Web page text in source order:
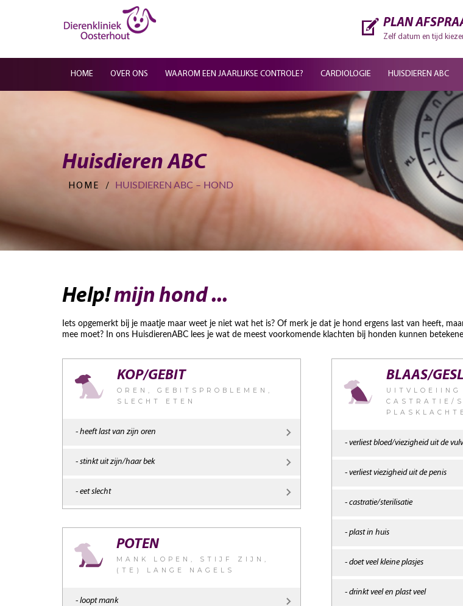
PLAN
Zelf datum en tijd
HOME OVER ONS WAAROM EEN JAARLIJKSE CONTROLE? CARDIOLOGIE HUISDIEREN ABC
Huisdieren ABC
HOME / HUISDIEREN ABC – HOND
Help!mijn hond ...
Iets opgemerkt bij je maatje maar weet je niet wat het is? Of merk je dat je hond ergens last van heeft,
mee moet? In ons HuisdierenABC lees je wat de meest voorkomende klachten bij honden kunnen
KOP/GEBIT
OREN, GEBITSPROBLEMEN,
SLECHT ETEN
- heeft last van zijn oren
- stinkt uit zijn/haar bek
- eet slecht
POTEN
MANK LOPEN, STIJF ZIJN,
(TE) LANGE NAGELS
- loopt mank
BLAAS/
CASTRATIE/
- verliest bloed/viezigheid uit de
- verliest viezigheid uit de penis
- castratie/sterilisatie
- plast in huis
- doet veel kleine plasjes
- drinkt veel en plast veel